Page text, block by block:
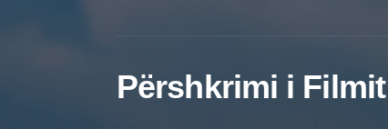
Përshkrimi i Filmit